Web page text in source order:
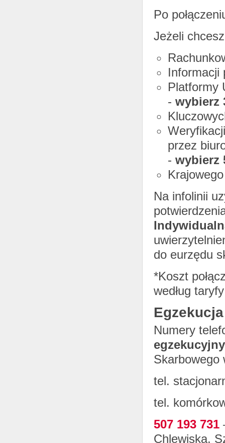
Po
Jeżeli
Informacji
Platformy
- wybierz
przez
- wybierz
Na infolinii
do eurzędu
*Koszt
według
Numery
Skarbowego
tel.
tel.
507 193 731
Chlewiska,